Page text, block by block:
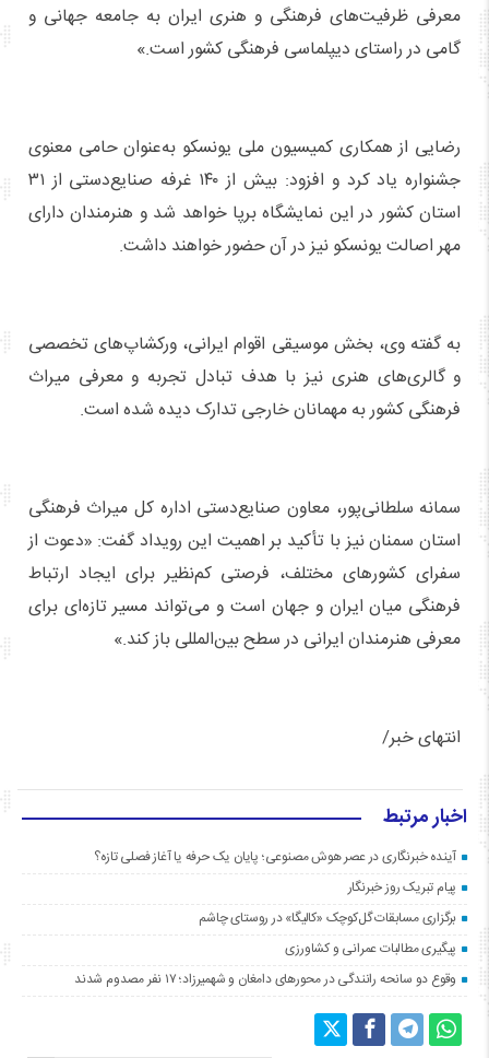
معرفی ظرفیت‌های فرهنگی و هنری ایران به جامعه جهانی و
گامی در راستای دیپلماسی فرهنگی کشور است.»
رضایی از همکاری کمیسیون ملی یونسکو به‌عنوان حامی معنوی
جشنواره یاد کرد و افزود: بیش از ۱۴۰ غرفه صنایع‌دستی از ۳۱
استان کشور در این نمایشگاه برپا خواهد شد و هنرمندان دارای
مهر اصالت یونسکو نیز در آن حضور خواهند داشت.
به گفته وی، بخش موسیقی اقوام ایرانی، ورکشاپ‌های تخصصی
و گالری‌های هنری نیز با هدف تبادل تجربه و معرفی میراث
فرهنگی کشور به مهمانان خارجی تدارک دیده شده است.
سمانه سلطانی‌پور، معاون صنایع‌دستی اداره کل میراث فرهنگی
استان سمنان نیز با تأکید بر اهمیت این رویداد گفت: «دعوت از
سفرای کشورهای مختلف، فرصتی کم‌نظیر برای ایجاد ارتباط
فرهنگی میان ایران و جهان است و می‌تواند مسیر تازه‌ای برای
معرفی هنرمندان ایرانی در سطح بین‌المللی باز کند.»
انتهای خبر/
اخبار مرتبط
آینده خبرنگاری در عصر هوش مصنوعی؛ پایان یک حرفه یا آغاز فصلی تازه؟
پیام تبریک روز خبرنگار
برگزاری مسابقات گل‌کوچک «کالیگا» در روستای چاشم
پیگیری مطالبات عمرانی و کشاورزی
وقوع دو سانحه رانندگی در محورهای دامغان و شهمیرزاد؛ ۱۷ نفر مصدوم شدند